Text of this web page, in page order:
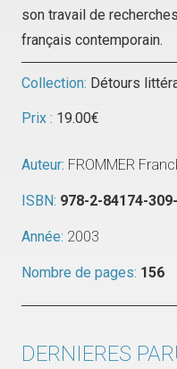
son travail de
français contemporain.
Collection: Détours
Prix : 19.00€
Auteur: FROMMER
ISBN: 978-2-84174-
Année: 2003
Nombre de pages: 156
DERNIERES